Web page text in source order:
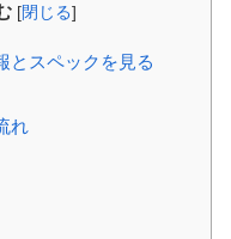
[閉じる]
とスペックを見る
れ